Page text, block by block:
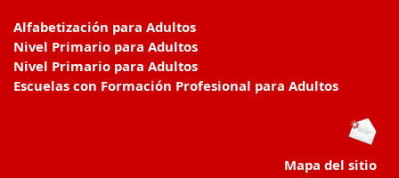
Alfabetización para Adultos
Nivel Primario para Adultos
Nivel Primario para Adultos
Escuelas con Formación Profesional para Adultos
Mapa del sitio